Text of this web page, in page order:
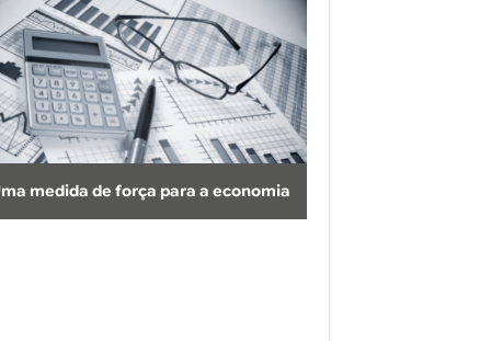
medida de força para a economia